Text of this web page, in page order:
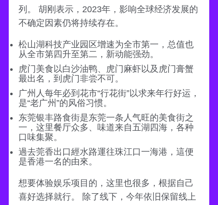
列。 胡刚表示，2023年，影响全球经济发展的
不确定因素仍将持续存在。
松山湖科技产业园区增速为全市第一，总值也
从全市第四升至第二，新动能强劲。
虎门美食以白沙油鸭、虎门麻虾以及虎门膏蟹
最出名，到虎门非尝不可。
广州人每年必到花市“行花街”以求来年行好运，
是“老广州”的风俗习惯。
东莞银丰路食街是东莞一条人气旺的美食街之
一，这里餐厅众多、味道来自五湖四海，各种
口味集聚。
過去莞香出口經水路運往珠江口一海港，這便
是香港一名的由來。
想要体验娱乐项目的，这里也很多，根据自己
喜好选择就行。 除了线下，今年依旧保留线上